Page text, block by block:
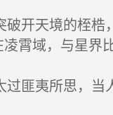
境的桎梏，
霄域，与星界比
所思，当人